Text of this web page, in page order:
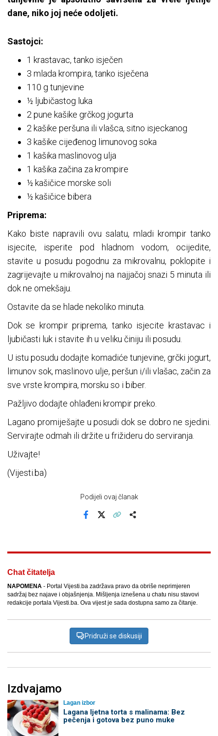
dane, niko joj neće odoljeti.
Sastojci:
1 krastavac, tanko isječen
3 mlada krompira, tanko isječena
110 g tunjevine
½ ljubičastog luka
2 pune kašike grčkog jogurta
2 kašike peršuna ili vlašca, sitno isjeckanog
3 kašike cijeđenog limunovog soka
1 kašika maslinovog ulja
1 kašika začina za krompire
½ kašičice morske soli
½ kašičice bibera
Priprema:
Kako biste napravili ovu salatu, mladi krompir tanko
isjecite, isperite pod hladnom vodom, ocijedite,
stavite u posudu pogodnu za mikrovalnu, poklopite i
zagrijevajte u mikrovalnoj na najjačoj snazi 5 minuta ili
dok ne omekšaju.
Ostavite da se hlade nekoliko minuta.
Dok se krompir priprema, tanko isjecite krastavac i
ljubičasti luk i stavite ih u veliku činiju ili posudu.
U istu posudu dodajte komadiće tunjevine, grčki jogurt,
limunov sok, maslinovo ulje, peršun i/ili vlašac, začin za
sve vrste krompira, morsku so i biber.
Pažljivo dodajte ohlađeni krompir preko.
Lagano promiješajte u posudi dok se dobro ne sjedini.
Servirajte odmah ili držite u frižideru do serviranja.
Uživajte!
(Vijesti.ba)
Podijeli ovaj članak
Chat čitatelja
NAPOMENA - Portal Vijesti.ba zadržava pravo da obriše neprimjeren
sadržaj bez najave i objašnjenja. Mišljenja iznešena u chatu nisu stavovi
redakcije portala Vijesti.ba. Ova vijest je sada dostupna samo za čitanje.
Pridruži se diskusiji
Izdvajamo
Lagan izbor
Lagana ljetna torta s malinama: Bez
pečenja i gotova bez puno muke